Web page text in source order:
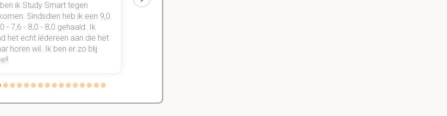
ik Study Smart tegen
Sindsdien heb ik een 9,0
- 7,6 - 8,0 - 8,0 gehaald. Ik
het echt íédereen aan die het
horen wil. Ik ben er zo blij
aantekeningen digitaal maak in